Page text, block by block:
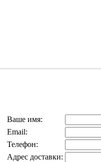
Ваше имя:
Email:
Телефон:
Адрес доставки: